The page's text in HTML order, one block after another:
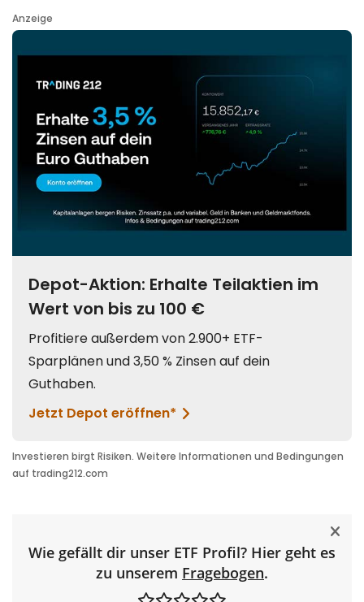
Wie gefällt dir unser ETF Profil? Hier geht es
zu unserem Fragebogen.